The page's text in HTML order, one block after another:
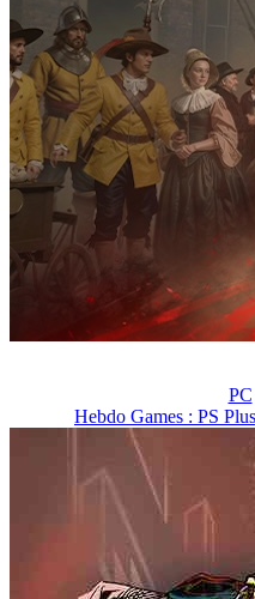
PC
Hebdo Games : PS